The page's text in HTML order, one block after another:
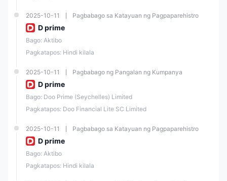
2025-10-11 Pagbabago sa Katayuan ng Pagpaparehistro
D prime
Bago: Aktibo
Pagkatapos: Hindi kilala
2025-10-11 Pagbabago ng Pangalan ng Kumpanya
D prime
Bago: Doo Prime (Seychelles) Limited
Pagkatapos: Doo Financial Lite SC Limited
2025-10-11 Pagbabago sa Katayuan ng Pagpaparehistro
D prime
Bago: Aktibo
Pagkatapos: Hindi kilala